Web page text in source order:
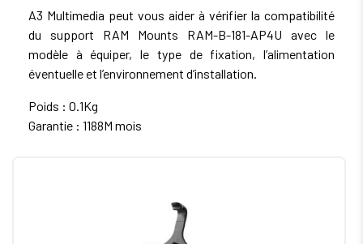
A3 Multimedia peut vous aider à vérifier la compatibilité
du support RAM Mounts RAM-B-181-AP4U avec le
modèle à équiper, le type de fixation, l’alimentation
éventuelle et l’environnement d’installation.
Poids : 0.1Kg
Garantie : 1188M mois